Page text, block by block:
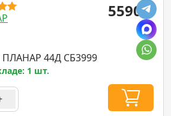
5590₽
ПЛАНАР 44Д СБ3999
1 шт.